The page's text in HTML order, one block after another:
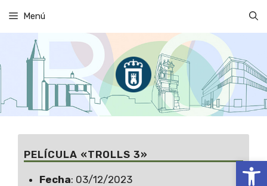
Abrir
contenido
Menú
PELÍCULA «TROLLS 3»
Fecha: 03/12/2023